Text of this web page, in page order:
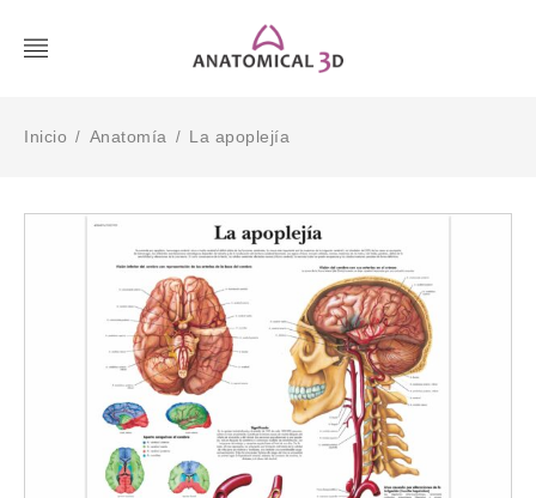
Inicio / Anatomía / La apoplejía